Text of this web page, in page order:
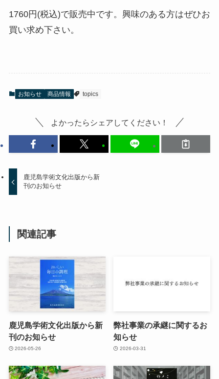
1760円(税込)で販売中です。興味のある方はぜひお
買い求め下さい。
お知らせ 商品情報 topics
よかったらシェアしてください！
鹿児島学術文化出版から新
刊のお知らせ
関連記事
鹿児島学術文化出版から新
刊のお知らせ
2026-05-26
弊社事業の承継に関するお
知らせ
2026-03-31